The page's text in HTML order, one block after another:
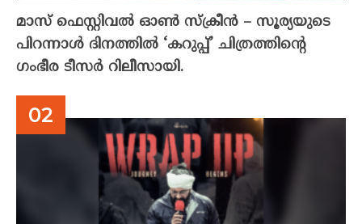
മാസ് ഫെസ്റ്റിവൽ ഓൺ സ്‌ക്രീൻ – സൂര്യയുടെ
പിറന്നാൾ ദിനത്തിൽ ‘കറുപ്പ്’ ചിത്രത്തിന്റെ
ഗംഭീര ടീസർ റിലീസായി.